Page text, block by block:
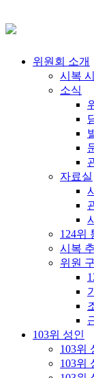
위원회 소개
시복
소식
자료실
124위
시복
위원
103위 성인
103위
103위